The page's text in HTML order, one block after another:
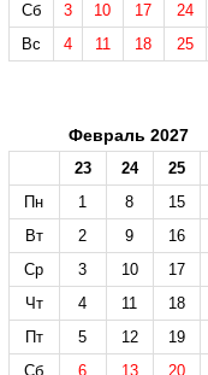
Сб
3 10 17
24
Вс
4 11 18 25
Февраль 2027
23 24
25
Пн
1 8
15
Вт
2 9
16
Ср
3 10
17
Чт
4 11
18
Пт
5 12
19
Сб
6 13
20